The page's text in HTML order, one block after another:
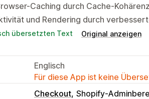
Caching durch Cache-
und Rendering durch
übersetzten Text Original anzeigen
Englisch
Für diese App ist keine
Checkout Shopify-